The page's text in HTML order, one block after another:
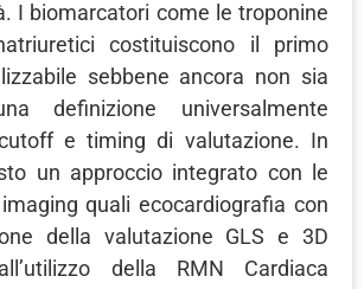
I biomarcatori come le troponine
costituiscono il primo
sebbene ancora non sia
definizione universalmente
e timing di valutazione. In
un approccio integrato con le
quali ecocardiografia con
della valutazione GLS e 3D
della RMN Cardiaca